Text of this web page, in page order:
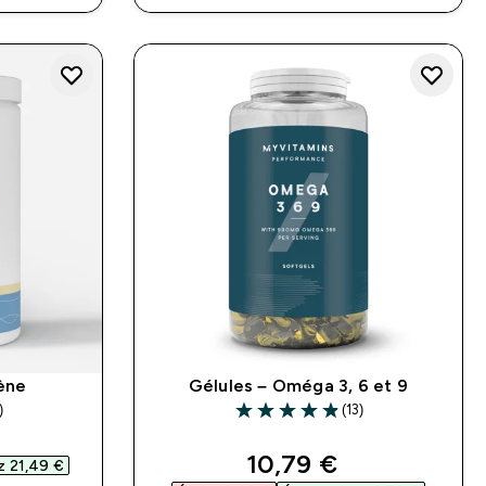
price
21,49 €‎
Gélules – Oméga 3, 6 et 9
4.85 out of 5 stars
(13)
discounted price
10,79 €‎